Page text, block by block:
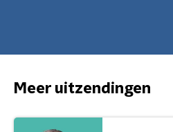
Meer uitzendingen